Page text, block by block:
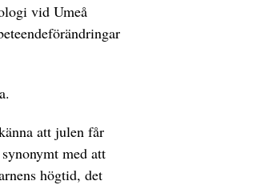
vid Umeå
att julen får
med att
högtid, det